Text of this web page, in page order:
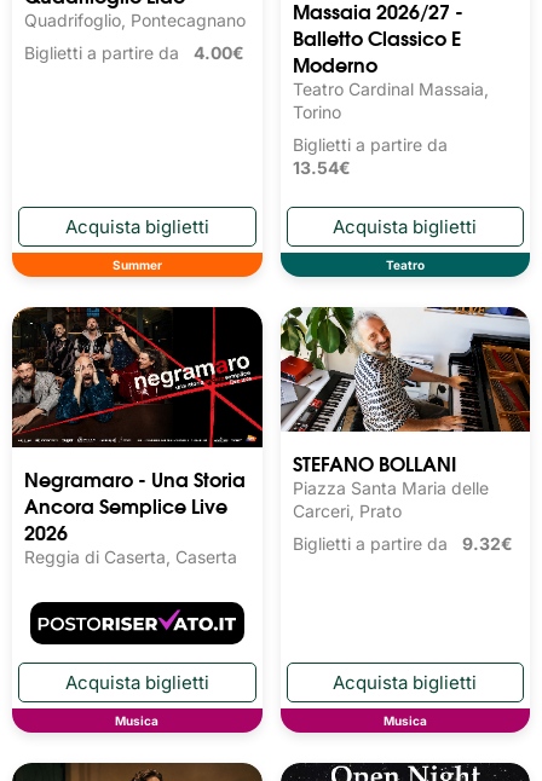
Quadrifoglio, Pontecagnano
Biglietti a partire da 4.00€
Summer
Massaia 2026/27 -
Balletto Classico E
Moderno
Teatro Cardinal Massaia,
Torino
Biglietti a partire da
13.54€
Teatro
Negramaro - Una Storia
Ancora Semplice Live
2026
Reggia di Caserta, Caserta
Musica
STEFANO BOLLANI
Piazza Santa Maria delle
Carceri, Prato
Biglietti a partire da 9.32€
Musica